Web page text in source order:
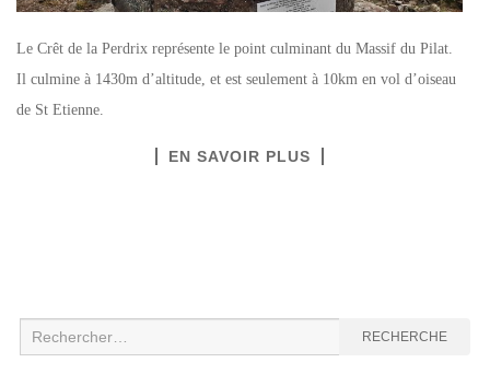
Le Crêt de la Perdrix représente le point culminant du Massif du Pilat.
Il culmine à 1430m d’altitude, et est seulement à 10km en vol d’oiseau
de St Etienne.
EN SAVOIR PLUS
Recherche
:
RECHERCHE